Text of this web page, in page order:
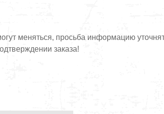
меняться, просьба информацию
заказа!